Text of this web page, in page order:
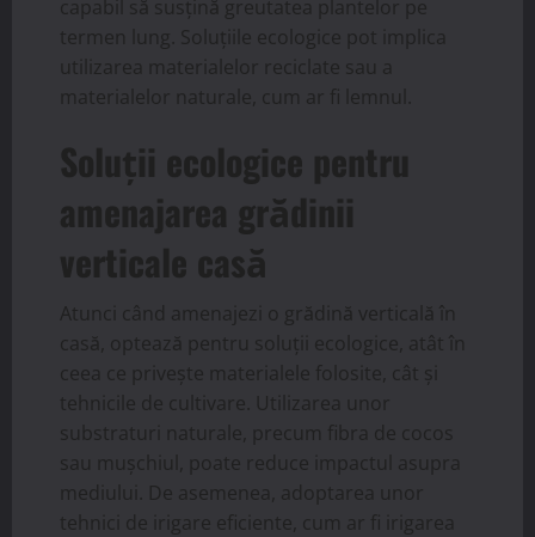
capabil să susțină greutatea plantelor pe
termen lung. Soluțiile ecologice pot implica
utilizarea materialelor reciclate sau a
materialelor naturale, cum ar fi lemnul.
Soluții ecologice pentru
amenajarea grădinii
verticale casă
Atunci când amenajezi o grădină verticală în
casă, optează pentru soluții ecologice, atât în
ceea ce privește materialele folosite, cât și
tehnicile de cultivare. Utilizarea unor
substraturi naturale, precum fibra de cocos
sau mușchiul, poate reduce impactul asupra
mediului. De asemenea, adoptarea unor
tehnici de irigare eficiente, cum ar fi irigarea